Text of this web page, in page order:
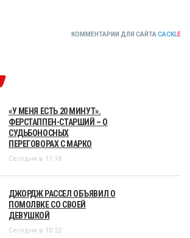
КОММЕНТАРИИ ДЛЯ САЙТА CACKLE
«У МЕНЯ ЕСТЬ 20 МИНУТ».
ФЕРСТАППЕН-СТАРШИЙ – О
СУДЬБОНОСНЫХ
ПЕРЕГОВОРАХ С МАРКО
Сегодня в 11:18
ДЖОРДЖ РАССЕЛ ОБЪЯВИЛ О
ПОМОЛВКЕ СО СВОЕЙ
ДЕВУШКОЙ
Сегодня в 10:22